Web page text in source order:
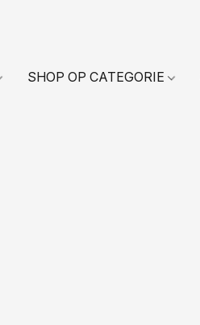
SHOP OP CATEGORIE